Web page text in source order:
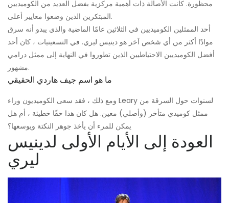
محظورة. كانت الأصالة ذات أهمية مركزية بفضل العديد من الكوميديين
المبتكرين الذين وضعوا معايير أعلى.
أحد الممثلين الكوميديين في الثلاثين عامًا الماضية والذي يبدو أنه سرق
موادًا أكثر من أي شخص آخر هو دينيس ليري. في التسعينيات ، كان أحد
أفضل الكوميديين الاحتياطيين الذين تطوروا في النهاية إلى ممثل درامي
مشهور.
ما هو اسم جيف هاردي الحقيقي
ومع ذلك ، فقد سعى الكوميديون وراء Leary لسنوات حول السرقة من
ممثل كوميدي متأخر (وأصلي) معين. هل كان هذا حقًا خطيئة ، أم هل
يمكن للمرء أن يأخذ جوهر النكتة ويوسعها؟
العودة إلى الأيام الأولى لدينيس
ليري